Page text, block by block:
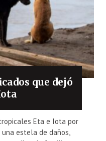
que dejó
Eta e Iota por
estela de daños,